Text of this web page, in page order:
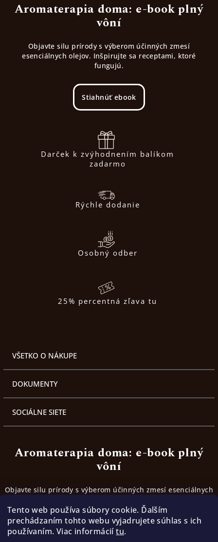
Tento web používa súbory cookie. Ďalším
prechádzaním tohto webu vyjadrujete súhlas s ich
používaním. Viac informáciítu.
Aromaterapia doma: e-book plný
vôní
Objavte silu prírody s výberom účinných zmesí
esenciálnych olejov. Inšpirujte sa receptami, ktoré
fungujú.
Stiahnúť ebook
Darček k zvýhodnením balíkom
zadarmo
Rýchle dodanie
Osobný odber
25% percentná zľava tu
VŠETKO O NÁKUPE
DOKUMENTY
SOCIÁLNE SIETE
Aromaterapia doma: e-book plný
vôní
Objavte silu prírody s výberom účinných zmesí esenciálnych
Stiahnúť ebook